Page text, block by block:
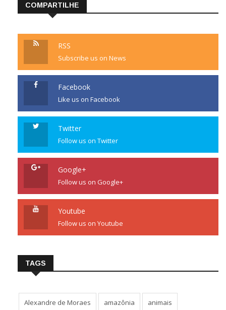
COMPARTILHE
RSS
Subscribe us on News
Facebook
Like us on Facebook
Twitter
Follow us on Twitter
Google+
Follow us on Google+
Youtube
Follow us on Youtube
TAGS
Alexandre de Moraes amazônia animais